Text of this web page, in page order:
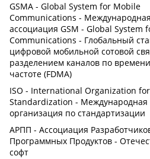
GSMA - Global System for Mobile
Communications - Международная
ассоциация GSM - Global System
Communications - Глобальный
цифровой мобильной сотовой
разделением каналов по
частоте (FDMA)
ISO - International Organization for
Standardization - Международная
организация по стандартизации
АРПП - Ассоциация
Программных Продуктов -
софт